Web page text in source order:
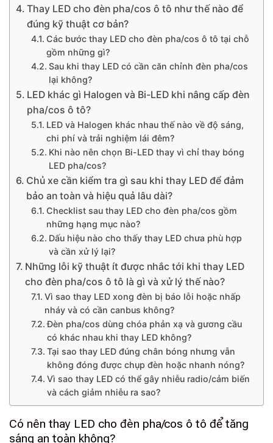
Thay LED cho đèn pha/cos ô tô như thế nào để
đúng kỹ thuật cơ bản?
Các bước thay LED cho đèn pha/cos ô tô tại chỗ
gồm những gì?
Sau khi thay LED có cần căn chỉnh đèn pha/cos
lại không?
LED khác gì Halogen và Bi-LED khi nâng cấp đèn
pha/cos ô tô?
LED và Halogen khác nhau thế nào về độ sáng,
chi phí và trải nghiệm lái đêm?
Khi nào nên chọn Bi-LED thay vì chỉ thay bóng
LED pha/cos?
Chủ xe cần kiểm tra gì sau khi thay LED để đảm
bảo an toàn và hiệu quả lâu dài?
Checklist sau thay LED cho đèn pha/cos gồm
những hạng mục nào?
Dấu hiệu nào cho thấy thay LED chưa phù hợp
và cần xử lý lại?
Những lỗi kỹ thuật ít được nhắc tới khi thay LED
cho đèn pha/cos ô tô là gì và xử lý thế nào?
Vì sao thay LED xong đèn bị báo lỗi hoặc nhấp
nháy và có cần canbus không?
Đèn pha/cos dùng chóa phản xạ và gương cầu
có khác nhau khi thay LED không?
Tại sao thay LED đúng chân bóng nhưng vẫn
không đóng được chụp đèn hoặc nhanh nóng?
Vì sao thay LED có thể gây nhiễu radio/cảm biến
và cách giảm nhiễu ra sao?
Có nên thay LED cho đèn pha/cos ô tô để tăng
sáng an toàn không?